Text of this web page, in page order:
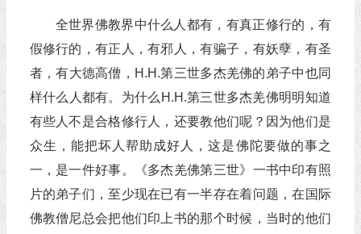
全世界佛教界中什么人都有，有真正修行的，有
假修行的，有正人，有邪人，有骗子，有妖孽，有圣
者，有大德高僧，H.H.第三世多杰羌佛的弟子中也同
样什么人都有。为什么H.H.第三世多杰羌佛明明知道
有些人不是合格修行人，还要教他们呢？因为他们是
众生，能把坏人帮助成好人，这是佛陀要做的事之
一，是一件好事。《多杰羌佛第三世》一书中印有照
片的弟子们，至少现在已有一半存在着问题，在国际
佛教僧尼总会把他们印上书的那个时候，当时的他们